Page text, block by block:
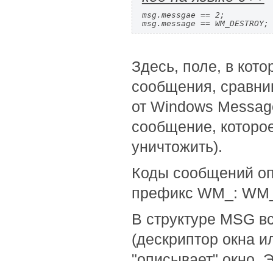
msg.messgae == 2;          //
msg.message ==
Здесь, поле, в
сообщения,
от Windows
сообщение,
уничтожить).
Коды сообщений
префикс WM_:
В структуре MSG
(дескриптор окна